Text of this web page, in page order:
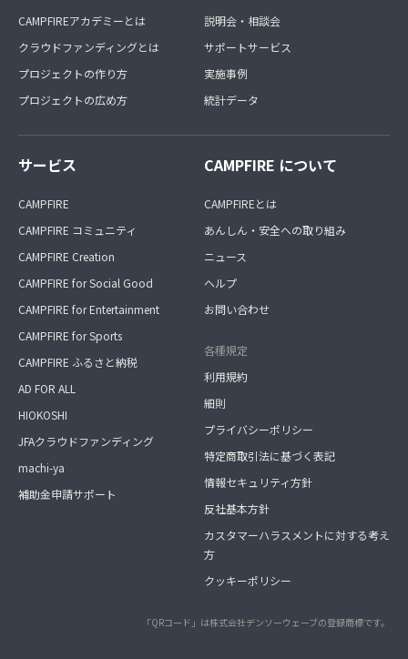
CAMPFIREアカデミーとは
クラウドファンディングとは
プロジェクトの作り方
プロジェクトの広め方
説明会・相談会
サポートサービス
実施事例
統計データ
サービス
CAMPFIRE
CAMPFIRE コミュニティ
CAMPFIRE Creation
CAMPFIRE for Social Good
CAMPFIRE for Entertainment
CAMPFIRE for Sports
CAMPFIRE ふるさと納税
AD FOR ALL
HIOKOSHI
JFAクラウドファンディング
machi-ya
補助金申請サポート
CAMPFIRE について
CAMPFIREとは
あんしん・安全への取り組み
ニュース
ヘルプ
お問い合わせ
各種規定
利用規約
細則
プライバシーポリシー
特定商取引法に基づく表記
情報セキュリティ方針
反社基本方針
カスタマーハラスメントに対する考え
方
クッキーポリシー
「QRコード」は株式会社デンソーウェーブの登録商標です。